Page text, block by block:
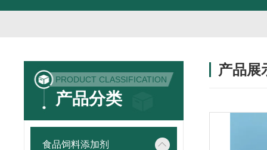
PRODUCT CLASSIFICATION
产品分类
食品饲料添加剂
产品展